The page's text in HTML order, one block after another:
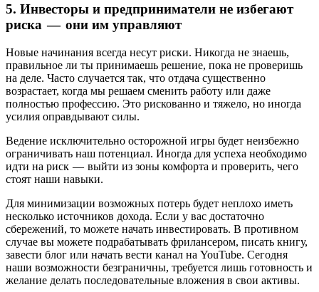
5. Инвесторы и предприниматели не избегают
риска — они им управляют
Новые начинания всегда несут риски. Никогда не знаешь,
правильное ли ты принимаешь решение, пока не проверишь
на деле. Часто случается так, что отдача существенно
возрастает, когда мы решаем сменить работу или даже
полностью профессию. Это рискованно и тяжело, но иногда
усилия оправдывают силы.
Ведение исключительно осторожной игры будет неизбежно
ограничивать наш потенциал. Иногда для успеха необходимо
идти на риск — выйти из зоны комфорта и проверить, чего
стоят наши навыки.
Для минимизации возможных потерь будет неплохо иметь
несколько источников дохода. Если у вас достаточно
сбережений, то можете начать инвестировать. В противном
случае вы можете подрабатывать фрилансером, писать книгу,
завести блог или начать вести канал на YouTube. Сегодня
наши возможности безграничны, требуется лишь готовность и
желание делать последовательные вложения в свои активы.